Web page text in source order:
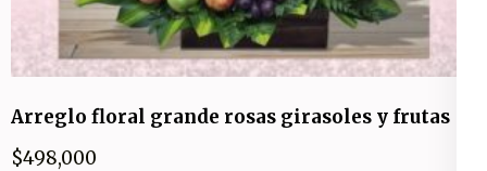
Arreglo floral grande rosas girasoles y frutas
$498,000